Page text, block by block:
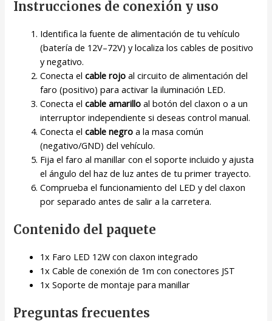
Instrucciones de conexión y uso
Identifica la fuente de alimentación de tu vehículo
(batería de 12V–72V) y localiza los cables de positivo
y negativo.
Conecta elcable rojo al circuito de alimentación del
faro (positivo) para activar la iluminación LED.
Conecta elcable amarillo al botón del claxon o a un
interruptor independiente si deseas control manual.
Conecta elcable negro a la masa común
(negativo/GND) del vehículo.
Fija el faro al manillar con el soporte incluido y ajusta
el ángulo del haz de luz antes de tu primer trayecto.
Comprueba el funcionamiento del LED y del claxon
por separado antes de salir a la carretera.
Contenido del paquete
1x Faro LED 12W con claxon integrado
1x Cable de conexión de 1m con conectores JST
1x Soporte de montaje para manillar
Preguntas frecuentes